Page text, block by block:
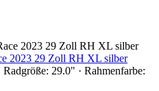
2023 29 Zoll RH XL silber
29.0" · Rahmenfarbe: